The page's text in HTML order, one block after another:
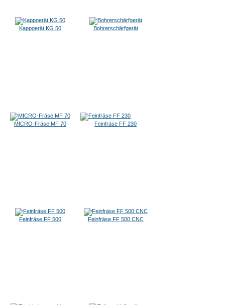
Kappgerät KG 50 Bohrerschärfgerät
MICRO-Fräse MF 70 Feinfräse FF 230
Feinfräse FF 500 Feinfräse FF 500 CNC